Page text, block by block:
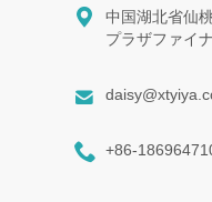

中国湖北省仙
プラザファイ

 +86-